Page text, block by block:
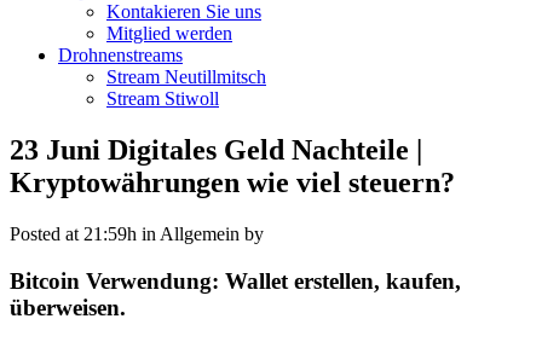
Kontakieren Sie uns
Mitglied werden
Drohnenstreams
Stream Neutillmitsch
Stream Stiwoll
23 Juni Digitales Geld Nachteile |
Kryptowährungen wie viel steuern?
Posted at 21:59h in Allgemein by
Bitcoin Verwendung: Wallet erstellen, kaufen,
überweisen.